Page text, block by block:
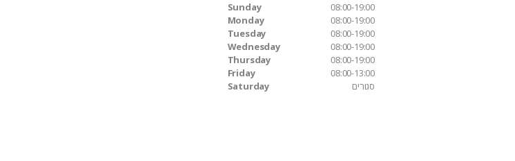
Sunday
08:00-19:00
Monday
08:00-19:00
Tuesday
08:00-19:00
Wednesday
08:00-19:00
Thursday
08:00-19:00
Friday
08:00-13:00
Saturday
סגורים